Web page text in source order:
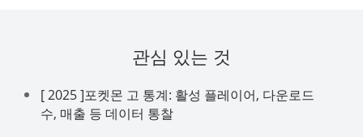
관심 있는 것
[ 2025 ]포켓몬 고 통계: 활성 플레이어, 다운로드
수, 매출 등 데이터 통찰